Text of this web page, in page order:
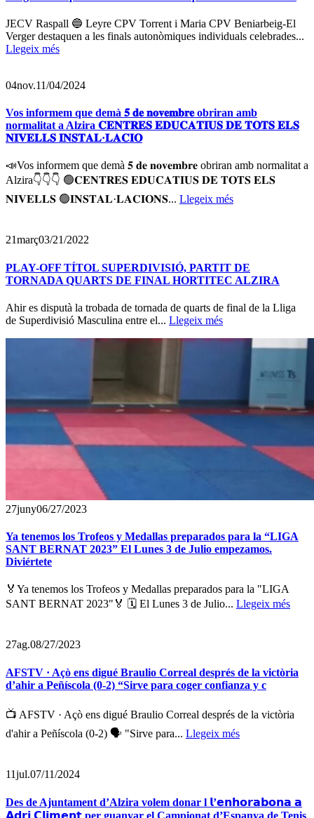
JECV Raspall 🔵 Leyre CPV Torrent i Maria CPV Beniarbeig-El
Verger destaquen a les finals autonòmiques individuals celebrades...
Llegeix més
04nov.11/04/2024
Vos informem que demà 𝟓 𝐝𝐞 𝐧𝐨𝐯𝐞𝐦𝐛𝐫𝐞 obriran amb
normalitat a Alzira 𝐂𝐄𝐍𝐓𝐑𝐄𝐒 𝐄𝐃𝐔𝐂𝐀𝐓𝐈𝐔𝐒 𝐃𝐄 𝐓𝐎𝐓𝐒 𝐄𝐋𝐒
𝐍𝐈𝐕𝐄𝐋𝐋𝐒 𝐈𝐍𝐒𝐓𝐀𝐋·𝐋𝐀𝐂𝐈𝐎
📣Vos informem que demà 𝟓 𝐝𝐞 𝐧𝐨𝐯𝐞𝐦𝐛𝐫𝐞 obriran amb normalitat a
Alzira👇👇👇 🟢𝐂𝐄𝐍𝐓𝐑𝐄𝐒 𝐄𝐃𝐔𝐂𝐀𝐓𝐈𝐔𝐒 𝐃𝐄 𝐓𝐎𝐓𝐒 𝐄𝐋𝐒
𝐍𝐈𝐕𝐄𝐋𝐋𝐒 🟢𝐈𝐍𝐒𝐓𝐀𝐋·𝐋𝐀𝐂𝐈𝐎𝐍𝐒... Llegeix més
21març03/21/2022
PLAY-OFF TÍTOL SUPERDIVISIÓ, PARTIT DE
TORNADA QUARTS DE FINAL HORTITEC ALZIRA
Ahir es disputà la trobada de tornada de quarts de final de la Lliga
de Superdivisió Masculina entre el... Llegeix més
27juny06/27/2023
Ya tenemos los Trofeos y Medallas preparados para la “LIGA
SANT BERNAT 2023” El Lunes 3 de Julio empezamos.
Diviértete
🏅Ya tenemos los Trofeos y Medallas preparados para la "LIGA
SANT BERNAT 2023"🏅 🗓 El Lunes 3 de Julio... Llegeix més
27ag.08/27/2023
AFSTV · Açò ens digué Braulio Correal després de la victòria
d’ahir a Peñíscola (0-2) “Sirve para coger confianza y c
📺 AFSTV · Açò ens digué Braulio Correal després de la victòria
d'ahir a Peñíscola (0-2) 🗣️ "Sirve para... Llegeix més
11jul.07/11/2024
Des de Ajuntament d’Alzira volem donar l 𝗹’𝗲𝗻𝗵𝗼𝗿𝗮𝗯𝗼𝗻𝗮 𝗮